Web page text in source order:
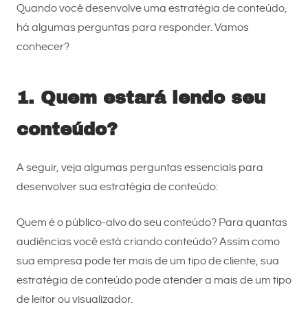
Quando você desenvolve uma estratégia de conteúdo,
há algumas perguntas para responder. Vamos
conhecer?
1. Quem estará lendo seu
conteúdo?
A seguir, veja algumas perguntas essenciais para
desenvolver sua estratégia de conteúdo:
Quem é o público-alvo do seu conteúdo? Para quantas
audiências você está criando conteúdo? Assim como
sua empresa pode ter mais de um tipo de cliente, sua
estratégia de conteúdo pode atender a mais de um tipo
de leitor ou visualizador.